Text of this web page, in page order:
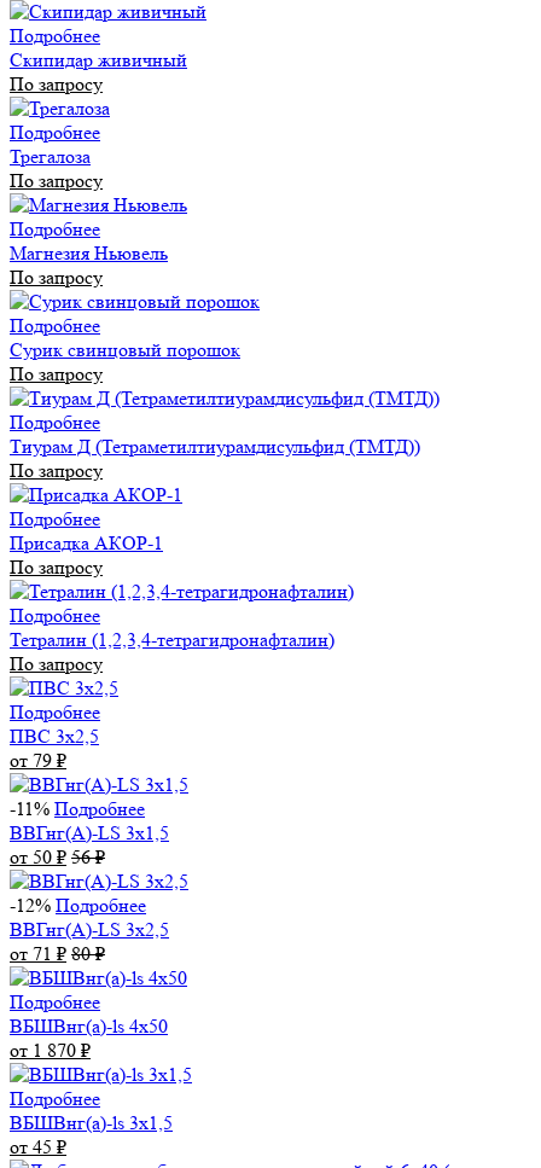
Подробнее
Скипидар живичный
По запросу
Подробнее
Трегалоза
По запросу
Подробнее
Магнезия Ньювель
По запросу
Подробнее
Сурик свинцовый порошок
По запросу
Подробнее
Тиурам Д (Тетраметилтиурамдисульфид (ТМТД))
По запросу
Подробнее
Присадка АКОР-1
По запросу
Подробнее
Тетралин (1,2,3,4-тетрагидронафталин)
По запросу
Подробнее
ПВС 3х2,5
от 79 ₽
-11% Подробнее
ВВГнг(А)-LS 3х1,5
от 50 ₽ 56₽
-12% Подробнее
ВВГнг(А)-LS 3х2,5
от 71 ₽ 80₽
Подробнее
ВБШВнг(а)-ls 4x50
от 1 870 ₽
Подробнее
ВБШВнг(а)-ls 3х1,5
от 45 ₽